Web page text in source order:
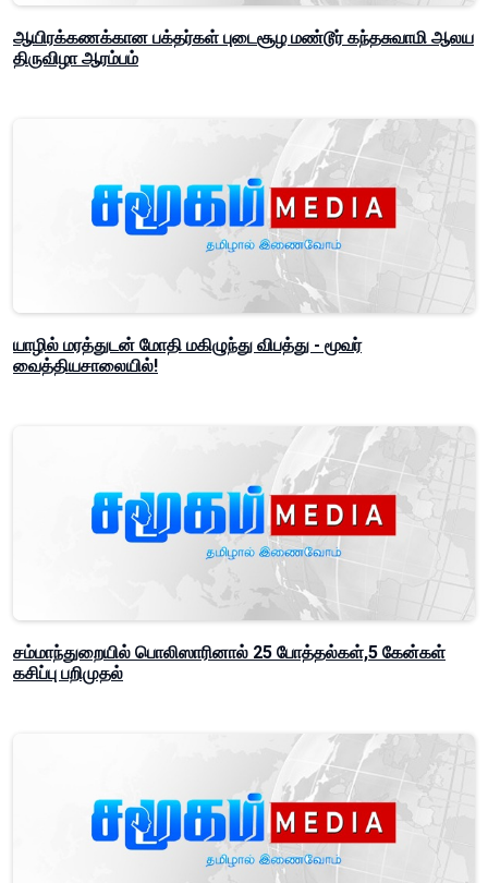
ஆயிரக்கணக்கான பக்தர்கள் புடைசூழ மண்டூர் கந்தசுவாமி ஆலய
திருவிழா ஆரம்பம்
யாழில் மரத்துடன் மோதி மகிழுந்து விபத்து - மூவர்
வைத்தியசாலையில்!
சம்மாந்துறையில் பொலிஸாரினால் 25 போத்தல்கள்,5 கேன்கள்
கசிப்பு பறிமுதல்